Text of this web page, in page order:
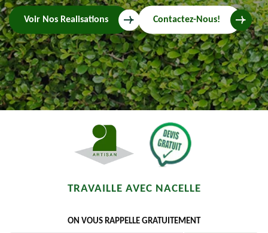
Voir Nos Realisations Contactez-Nous!
TRAVAILLE AVEC NACELLE
ON VOUS RAPPELLE GRATUITEMENT